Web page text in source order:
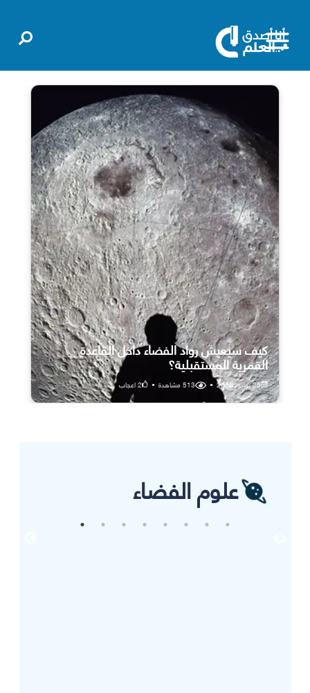
كيف سيعيش رواد الفضاء داخل القاعدة
القمرية المستقبلية؟
25 يوليو، 2026 •
513مشاهدة •
2اعجاب
علوم الفضاء